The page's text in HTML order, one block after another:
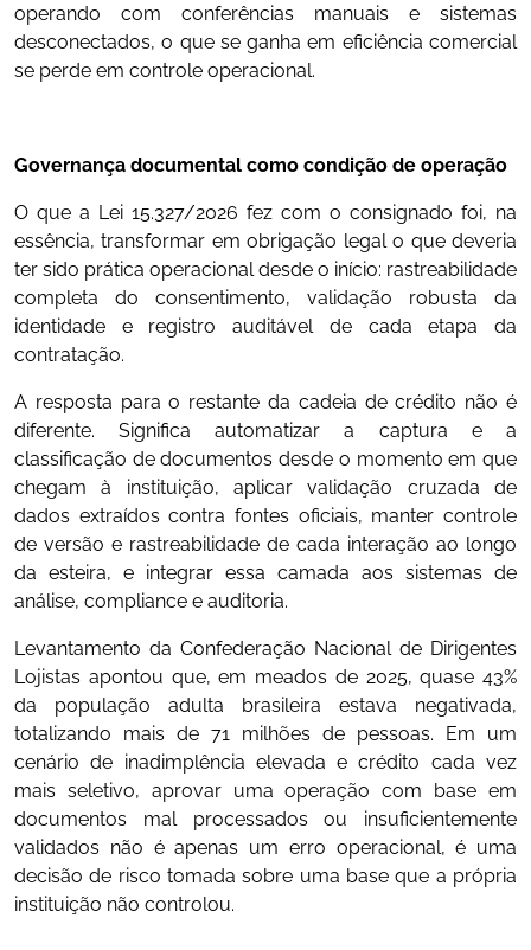
operando com conferências manuais e sistemas
desconectados, o que se ganha em eficiência comercial
se perde em controle operacional.
Governança documental como condição de operação
O que a Lei 15.327/2026 fez com o consignado foi, na
essência, transformar em obrigação legal o que deveria
ter sido prática operacional desde o início: rastreabilidade
completa do consentimento, validação robusta da
identidade e registro auditável de cada etapa da
contratação.
A resposta para o restante da cadeia de crédito não é
diferente. Significa automatizar a captura e a
classificação de documentos desde o momento em que
chegam à instituição, aplicar validação cruzada de
dados extraídos contra fontes oficiais, manter controle
de versão e rastreabilidade de cada interação ao longo
da esteira, e integrar essa camada aos sistemas de
análise, compliance e auditoria.
Levantamento da Confederação Nacional de Dirigentes
Lojistas apontou que, em meados de 2025, quase 43%
da população adulta brasileira estava negativada,
totalizando mais de 71 milhões de pessoas. Em um
cenário de inadimplência elevada e crédito cada vez
mais seletivo, aprovar uma operação com base em
documentos mal processados ou insuficientemente
validados não é apenas um erro operacional, é uma
decisão de risco tomada sobre uma base que a própria
instituição não controlou.